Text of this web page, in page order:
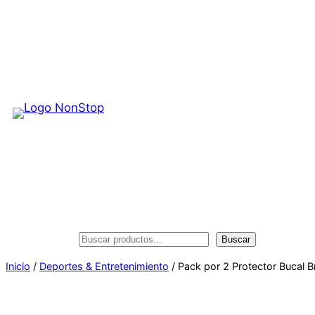
Buscar Buscar
Inicio / Deportes & Entretenimiento / Pack por 2 Protector Bucal